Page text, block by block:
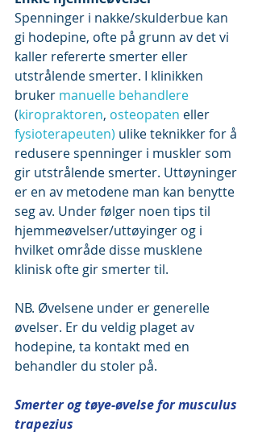
Spenninger i nakke/skulderbue kan
gi hodepine, ofte på grunn av det vi
kaller refererte smerter eller
utstrålende smerter. I klinikken
bruker manuelle behandlere
(kiropraktoren, osteopaten eller
fysioterapeuten) ulike teknikker for å
redusere spenninger i muskler som
gir utstrålende smerter. Uttøyninger
er en av metodene man kan benytte
seg av. Under følger noen tips til
hjemmeøvelser/uttøyinger og i
hvilket område disse musklene
klinisk ofte gir smerter til.
NB. Øvelsene under er generelle
øvelser. Er du veldig plaget av
hodepine, ta kontakt med en
behandler du stoler på.
Smerter og tøye-øvelse for musculus
trapezius